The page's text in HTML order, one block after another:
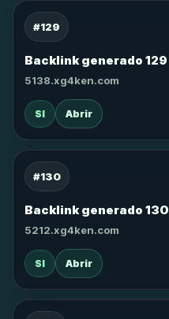
#129
Backlink generado 129
5138.xg4ken.com
SI Abrir
#130
Backlink generado 130
5212.xg4ken.com
SI Abrir